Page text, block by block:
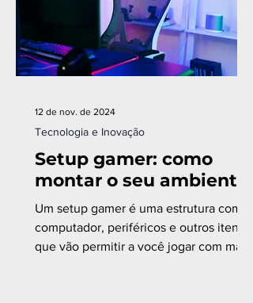
Setup gamer: como
montar o seu ambiente
Um setup gamer é uma estrutura com
computador, periféricos e outros itens
que vão permitir a você jogar com mais
Tecnologia e Inovação
12 de nov. de 2024